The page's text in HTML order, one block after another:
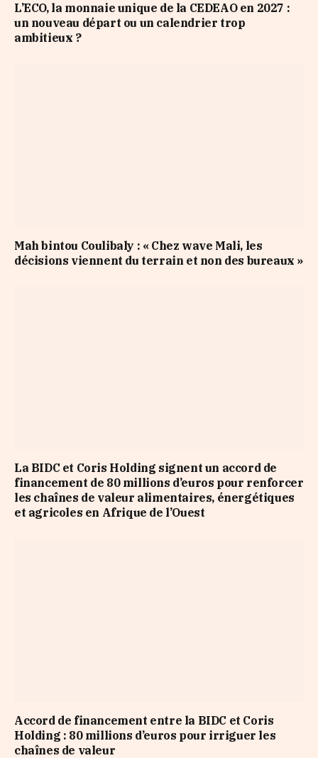
L’ECO, la monnaie unique de la CEDEAO en 2027 :
un nouveau départ ou un calendrier trop
ambitieux ?
Mah bintou Coulibaly : « Chez wave Mali, les
décisions viennent du terrain et non des bureaux »
La BIDC et Coris Holding signent un accord de
financement de 80 millions d’euros pour renforcer
les chaînes de valeur alimentaires, énergétiques
et agricoles en Afrique de l’Ouest
Accord de financement entre la BIDC et Coris
Holding : 80 millions d’euros pour irriguer les
chaînes de valeur